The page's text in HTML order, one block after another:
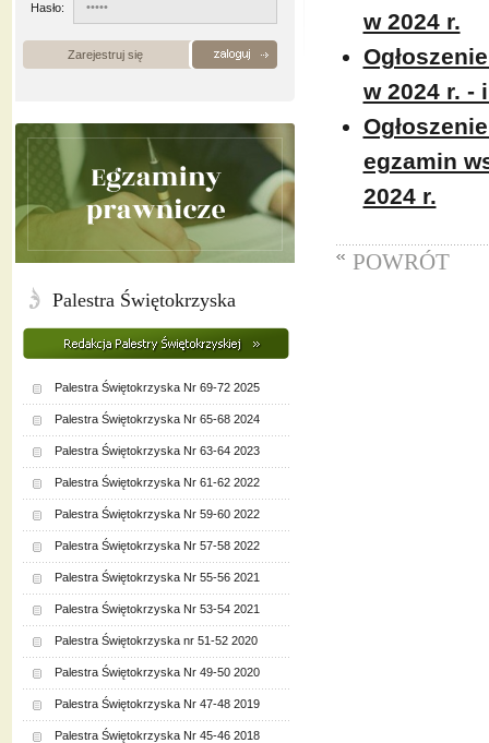
w 2024 r.
w 2024 r. -
egzamin
2024 r.
POWRÓT
Hasło:
Zarejestruj się
Palestra Świętokrzyska
Palestra Świętokrzyska Nr 69-72 2025
Palestra Świętokrzyska Nr 65-68 2024
Palestra Świętokrzyska Nr 63-64 2023
Palestra Świętokrzyska Nr 61-62 2022
Palestra Świętokrzyska Nr 59-60 2022
Palestra Świętokrzyska Nr 57-58 2022
Palestra Świętokrzyska Nr 55-56 2021
Palestra Świętokrzyska Nr 53-54 2021
Palestra Świętokrzyska nr 51-52 2020
Palestra Świętokrzyska Nr 49-50 2020
Palestra Świętokrzyska Nr 47-48 2019
Palestra Świętokrzyska Nr 45-46 2018